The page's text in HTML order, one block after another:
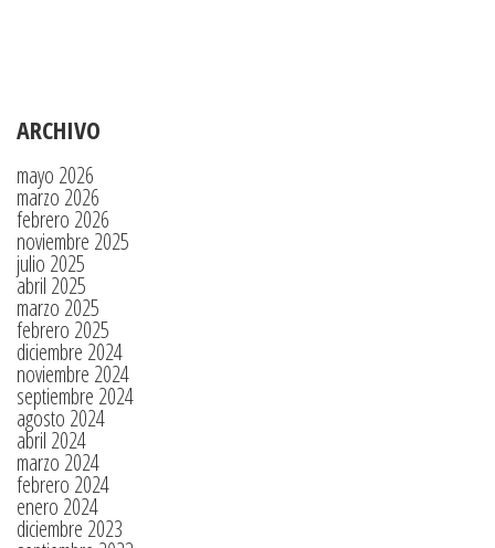
ARCHIVO
mayo 2026
marzo 2026
febrero 2026
noviembre 2025
julio 2025
abril 2025
marzo 2025
febrero 2025
diciembre 2024
noviembre 2024
septiembre 2024
agosto 2024
abril 2024
marzo 2024
febrero 2024
enero 2024
diciembre 2023